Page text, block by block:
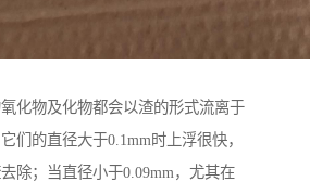
化物及化物都会以渣的形式流离于
们的直径大于0.1mm时上浮很快，
除；当直径小于0.09mm，尤其在